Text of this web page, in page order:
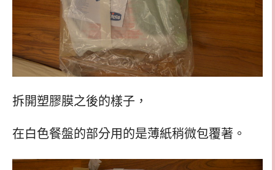
拆開塑膠膜之後的樣子，
在白色餐盤的部分用的是薄紙稍微包覆著。